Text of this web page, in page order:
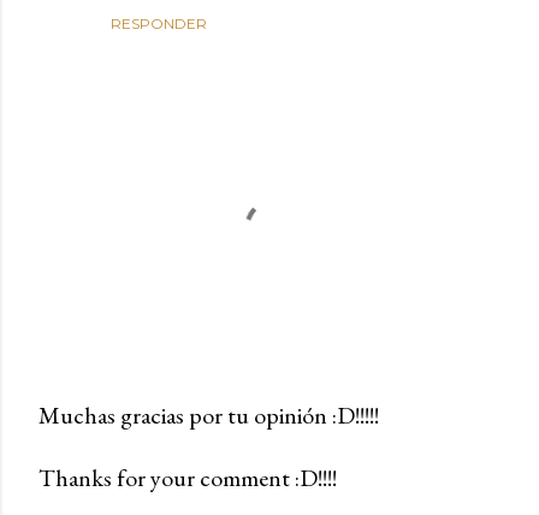
RESPONDER
u
Muchas gracias por tu opinión :D!!!!!
Thanks for your comment :D!!!!